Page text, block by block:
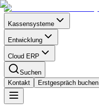
Kassensysteme
Entwicklung
Cloud ERP
Suchen
Kontakt
Erstgespräch buchen